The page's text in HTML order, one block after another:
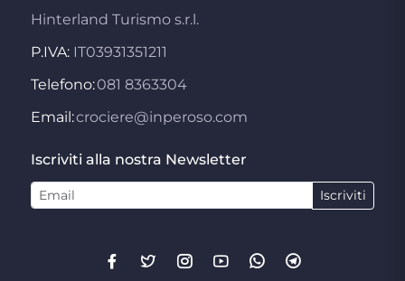
Hinterland Turismo s.r.l.
P.IVA: IT03931351211
Telefono:081 8363304
Email:crociere@inperoso.com
Iscriviti alla nostra Newsletter
Iscriviti